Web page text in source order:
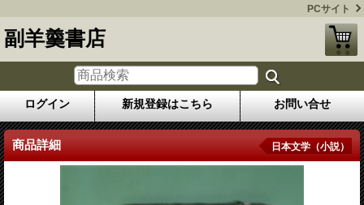
PCサイト
副羊羹書店
ログイン 新規登録はこちら お問い合せ
商品詳細 日本文学（小説）